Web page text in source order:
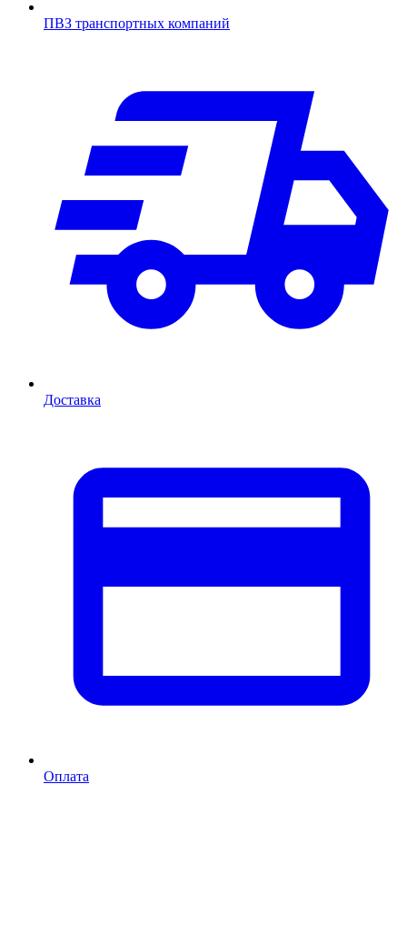
ПВЗ транспортных компаний
Доставка
Оплата